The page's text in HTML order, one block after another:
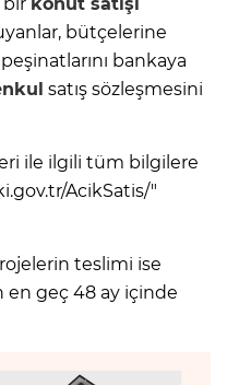
bütçelerine
bankaya
satış sözleşmesini
ile ilgili tüm bilgilere
AcikSatis/"
teslimi ise
geç 48 ay içinde